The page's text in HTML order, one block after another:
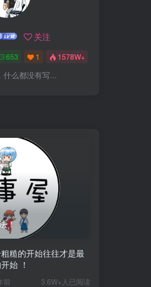
关注
653 1 1578W+
什么都没有写...
！
糙的开始往往才是最
始 ！
前 3.6W+人已阅读